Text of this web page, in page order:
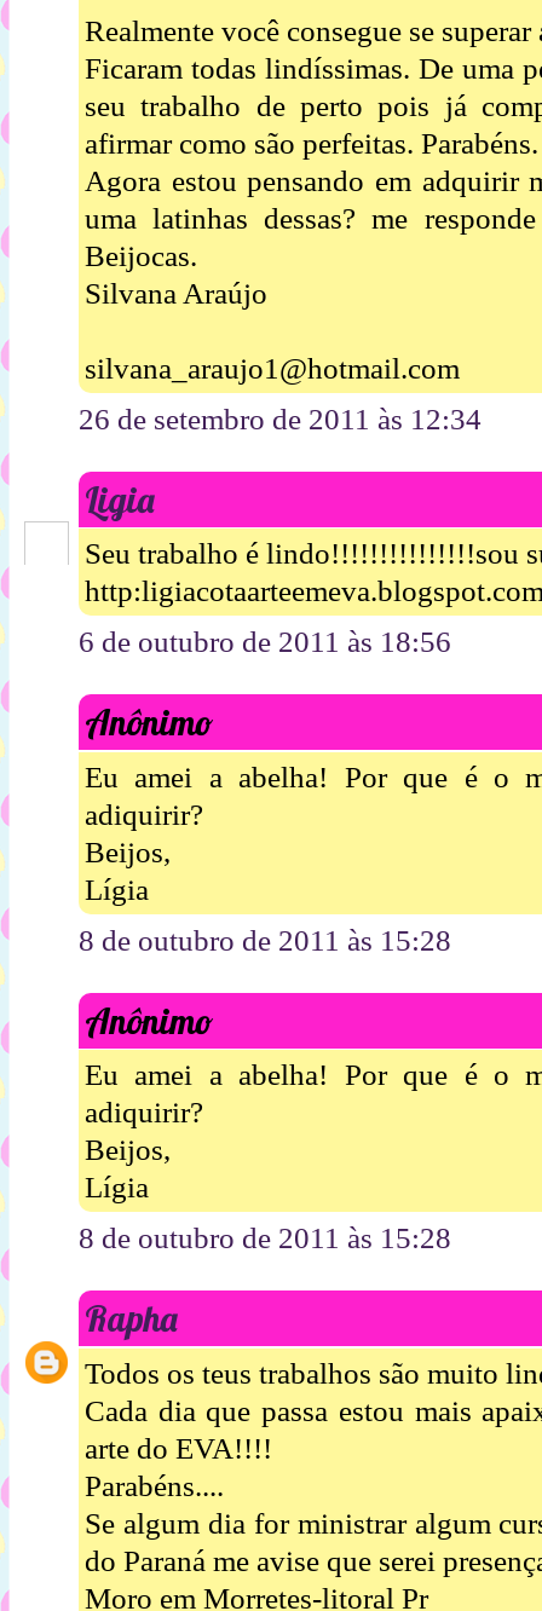
Realmente você consegue se superar
Ficaram todas lindíssimas. De uma
seu trabalho de perto pois já
afirmar como são perfeitas. Parabéns.
Agora estou pensando em adquirir
uma latinhas dessas? me
Beijocas.
Silvana Araújo
silvana_araujo1@hotmail.com
26 de setembro de 2011 às 12:34
Ligia
Seu trabalho é lindo!!!!!!!!!!!!!!!sou
6 de outubro de 2011 às 18:56
Anônimo
Eu amei a abelha! Por que é o
adiquirir?
Beijos,
Lígia
8 de outubro de 2011 às 15:28
Anônimo
Eu amei a abelha! Por que é o
adiquirir?
Beijos,
Lígia
8 de outubro de 2011 às 15:28
Rapha
Todos os teus trabalhos são muito
Cada dia que passa estou mais
arte do EVA!!!!
Parabéns....
Se algum dia for ministrar algum
do Paraná me avise que serei
Moro em Morretes-litoral Pr